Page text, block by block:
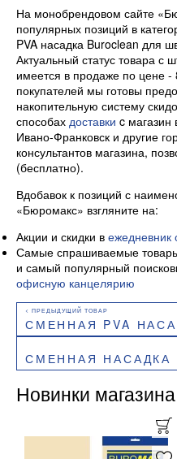
На монобрендовом сайте
популярных позиций в
PVA насадка Buroclean для
Актуальный статус товара
имеется в продаже по цене
покупателей мы готовы
накопительную систему
способах доставки c
Ивано-Франковск и другие
консультантов магазина,
(бесплатно).
Вдобавок к позиций с
«Бюромакс» взгляните на:
Акции и скидки в ежедневник
Самые спрашиваемые
и самый популярный
офисную канцелярию
СМЕННАЯ PVA НАСАДКА BUROCLEAN
СМЕННАЯ НАСАДКА BUROCLEAN GREEN
Новинки магазина